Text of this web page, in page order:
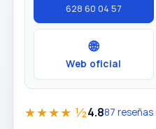
628 60 04 57
🌐
Web oficial
★★★★ ½4.887